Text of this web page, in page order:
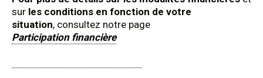
sur les conditions en fonction de votre
situation, consultez notre page
Participation financière